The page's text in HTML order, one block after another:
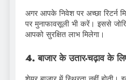
अगर आपके निवेश पर अच्छा रिटर्न
पर मुनाफावसूली भी करें। इससे
आपको सुरक्षित लाभ मिलेगा।
4. बाजार के उतार-चढ़ाव के